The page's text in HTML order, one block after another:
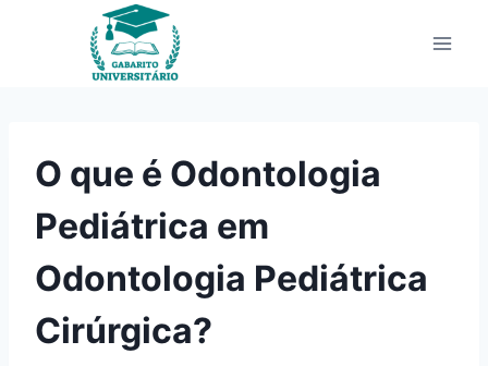
O que é Odontologia
Pediátrica em
Odontologia Pediátrica
Cirúrgica?